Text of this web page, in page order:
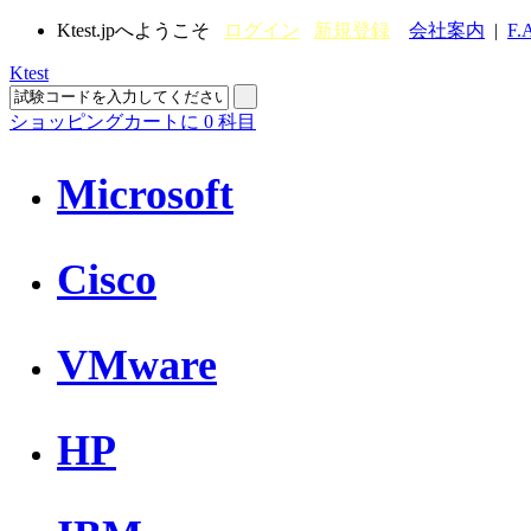
Ktest.jpへようこそ ログイン 新規登録 会社案内 |
Ktest
ショッピングカートに 0 科目
Microsoft
Cisco
VMware
HP